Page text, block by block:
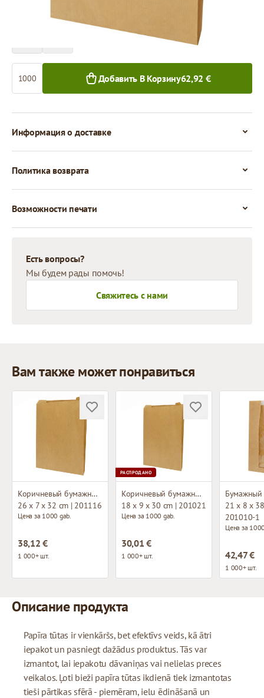
Добавить В Корзину62,92 €
Информация о доставке
Политика возврата
Возможности печати
Есть вопросы?
Мы будем рады помочь!
Свяжитесь с нами
Вам также может понравиться
Коричневый бумажный пакет
26 x 7 x 32 cm | 201116
Цена за 1000 gab.
38,12 €
1 000+ шт.
РАСПРОДАНО
Коричневый бумажный пакет
18 x 9 x 30 cm | 201021
Цена за 1000 gab.
30,01 €
1 000+ шт.
21 x 8 x
201010-1
Цена за
42,47 €
1 000+ шт.
Описание продукта
Papīra tūtas ir vienkāršs, bet efektīvs veids, kā ātri
iepakot un pasniegt dažādus produktus. Tās var
izmantot, lai iepakotu dāvaniņas vai nelielas preces
veikalos. Ļoti bieži papīra tūtas ikdienā tiek izmantotas
tieši pārtikas sfērā - piemēram, ielu ēdināšanā un